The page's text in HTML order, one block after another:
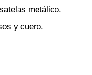
metálico.
y cuero.